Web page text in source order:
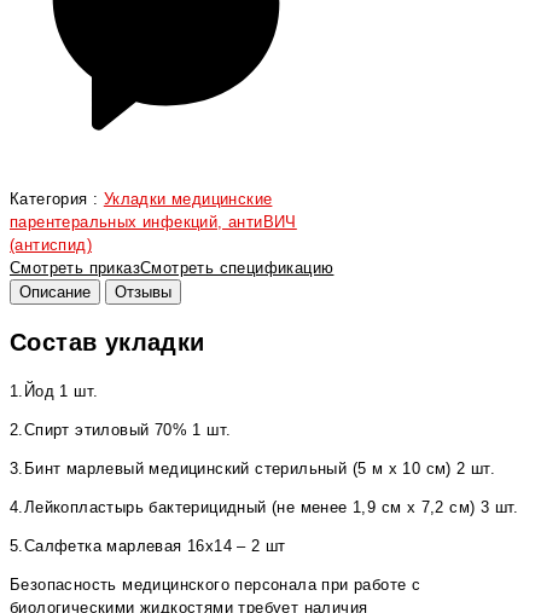
Категория : Укладки медицинские
парентеральных инфекций, антиВИЧ
(антиспид)
Смотреть приказСмотреть спецификацию
Описание
Отзывы
Состав укладки
1.Йод 1 шт.
2.Спирт этиловый 70% 1 шт.
3.Бинт марлевый медицинский стерильный (5 м х 10 см) 2 шт.
4.Лейкопластырь бактерицидный (не менее 1,9 см х 7,2 см) 3 шт.
5.Салфетка марлевая 16х14 – 2 шт
Безопасность медицинского персонала при работе с
биологическими жидкостями требует наличия